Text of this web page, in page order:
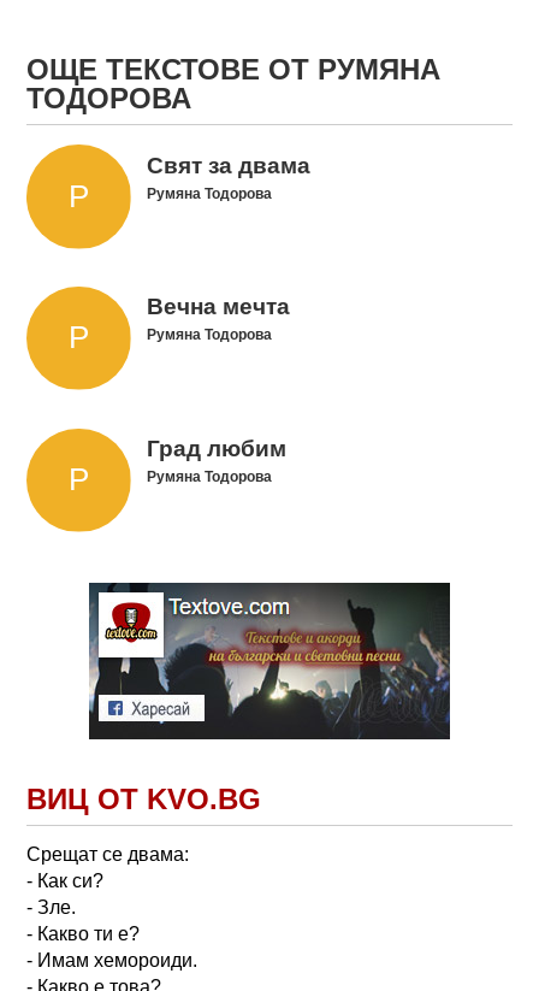
ОЩЕ ТЕКСТОВЕ ОТ РУМЯНА
ТОДОРОВА
Свят за двама
Румяна Тодорова
Вечна мечта
Румяна Тодорова
Град любим
Румяна Тодорова
ВИЦ ОТ KVO.BG
Срещат се двама:
- Как си?
- Зле.
- Какво ти е?
- Имам хемороиди.